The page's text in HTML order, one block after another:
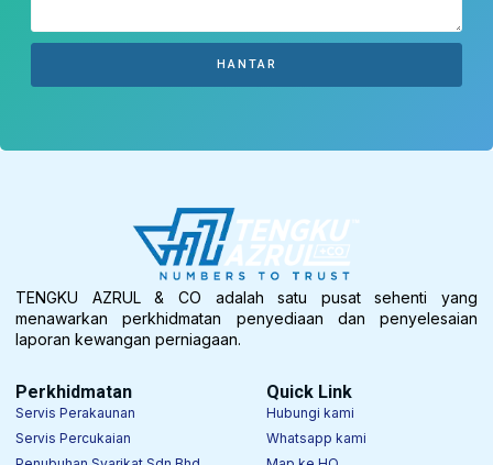
HANTAR
TENGKU AZRUL & CO adalah satu pusat sehenti yang
menawarkan perkhidmatan penyediaan dan penyelesaian
laporan kewangan perniagaan.
Perkhidmatan
Servis Perakaunan
Servis Percukaian
Quick Link
Hubungi kami
Whatsapp kami